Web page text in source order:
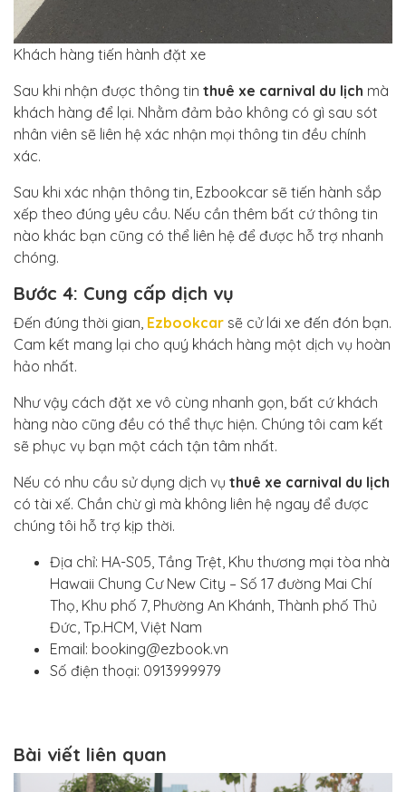
Khách hàng tiến hành đặt xe
Sau khi nhận được thông tin thuê xe carnival du lịch mà
khách hàng để lại. Nhằm đảm bảo không có gì sau sót
nhân viên sẽ liên hệ xác nhận mọi thông tin đều chính
xác.
Sau khi xác nhận thông tin, Ezbookcar sẽ tiến hành sắp
xếp theo đúng yêu cầu. Nếu cần thêm bất cứ thông tin
nào khác bạn cũng có thể liên hệ để được hỗ trợ nhanh
chóng.
Bước 4: Cung cấp dịch vụ
Đến đúng thời gian, Ezbookcar sẽ cử lái xe đến đón bạn.
Cam kết mang lại cho quý khách hàng một dịch vụ hoàn
hảo nhất.
Như vậy cách đặt xe vô cùng nhanh gọn, bất cứ khách
hàng nào cũng đều có thể thực hiện. Chúng tôi cam kết
sẽ phục vụ bạn một cách tận tâm nhất.
Nếu có nhu cầu sử dụng dịch vụ thuê xe carnival du lịch
có tài xế. Chần chừ gì mà không liên hệ ngay để được
chúng tôi hỗ trợ kịp thời.
Địa chỉ: HA-S05, Tầng Trệt, Khu thương mại tòa nhà
Hawaii Chung Cư New City – Số 17 đường Mai Chí
Thọ, Khu phố 7, Phường An Khánh, Thành phố Thủ
Đức, Tp.HCM, Việt Nam
Email: booking@ezbook.vn
Số điện thoại: 0913999979
Bài viết liên quan